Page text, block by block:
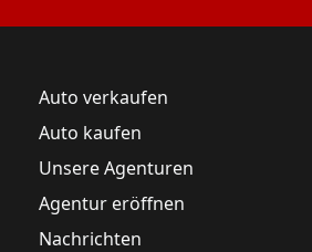
Auto verkaufen
Auto kaufen
Unsere Agenturen
Agentur eröffnen
Nachrichten